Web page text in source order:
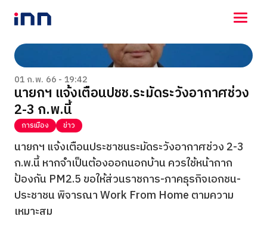
NEWS
ENTERTAINMENT
LIFESTYLE
HOROSCOPE
LOTTERY
VIDEO
ร่วมด้วยช่วยกัน
01 ก.พ. 66 - 19:42
นายกฯ แจ้งเตือนปชช.ระมัดระวังอากาศช่วง
2-3 ก.พ.นี้
การเมือง ข่าว
นายกฯ แจ้งเตือนประชาชนระมัดระวังอากาศช่วง 2-3
ก.พ.นี้ หากจำเป็นต้องออกนอกบ้าน ควรใช้หน้ากาก
ป้องกัน PM2.5 ขอให้ส่วนราชการ-ภาคธุรกิจเอกชน-
ประชาชน พิจารณา Work From Home ตามความ
เหมาะสม